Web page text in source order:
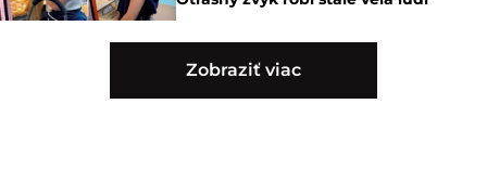
Zobraziť viac